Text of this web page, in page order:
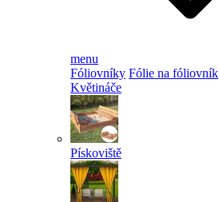
menu
Fóliovníky Fólie na fóliovník
Květináče
Pískoviště